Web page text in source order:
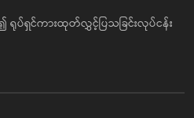
ရှင်ကားထုတ်လွှင့်ပြသခြင်းလုပ်ငန်း